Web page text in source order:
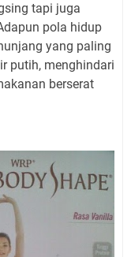
tapi juga
pola hidup
yang paling
putih, menghindari
berserat